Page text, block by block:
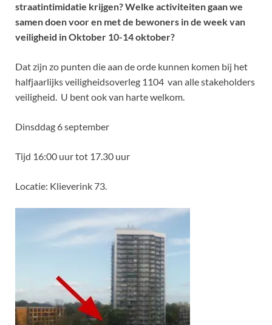
straatintimidatie krijgen? Welke activiteiten gaan we
samen doen voor en met de bewoners in de week van
veiligheid in Oktober 10-14 oktober?
Dat zijn zo punten die aan de orde kunnen komen bij het
halfjaarlijks veiligheidsoverleg 1104 van alle stakeholders
veiligheid. U bent ook van harte welkom.
Dinsddag 6 september
Tijd 16:00 uur tot 17.30 uur
Locatie: Klieverink 73.